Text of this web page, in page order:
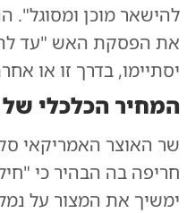
להישאר מוכן ומסוגל".
את הפסקת האש "עד
יסתיימו, בדרך זו או
המחיר הכלכלי
שר האוצר האמריקאי
חריפה בה הבהיר כי
ימשיך את המצור על